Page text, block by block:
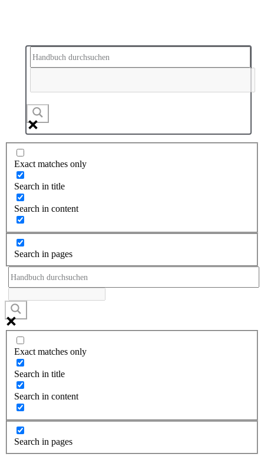
Exact matches only
Search in title
Search in content
Search in pages
Exact matches only
Search in title
Search in content
Search in pages